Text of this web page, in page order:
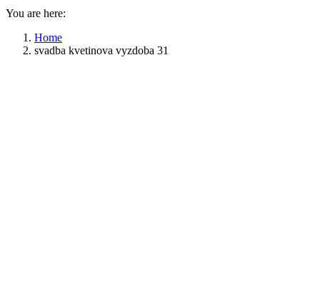
You are here:
Home
svadba kvetinova vyzdoba 31